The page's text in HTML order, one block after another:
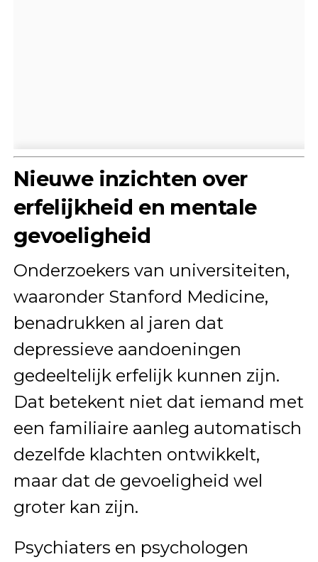
Nieuwe inzichten over
erfelijkheid en mentale
gevoeligheid
Onderzoekers van universiteiten,
waaronder Stanford Medicine,
benadrukken al jaren dat
depressieve aandoeningen
gedeeltelijk erfelijk kunnen zijn.
Dat betekent niet dat iemand met
een familiaire aanleg automatisch
dezelfde klachten ontwikkelt,
maar dat de gevoeligheid wel
groter kan zijn.
Psychiaters en psychologen